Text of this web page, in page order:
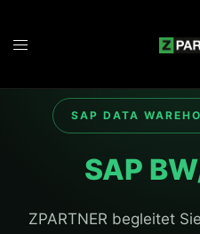
SAP DATA
SAP
ZPARTNER begleitet